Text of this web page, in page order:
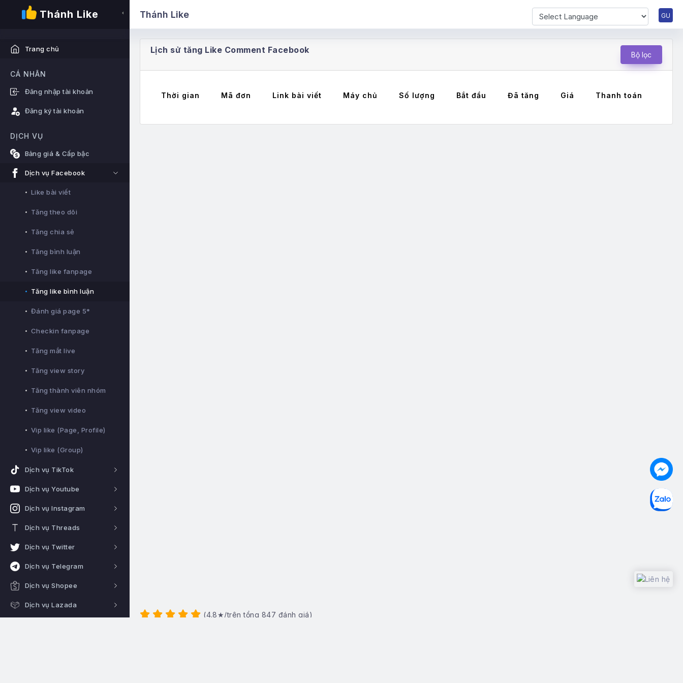
Thánh Like
Powered by
Thánh Like
Trang chủ
CÁ NHÂN
Đăng nhập tài khoản
Đăng ký tài khoản
DỊCH VỤ
Bảng giá & Cấp bậc
Dịch vụ Facebook
Like bài viết
Tăng theo dõi
Tăng chia sẻ
Tăng bình luận
Tăng like fanpage
Tăng like bình luận
Đánh giá page 5*
Checkin fanpage
Tăng mắt live
Tăng view story
Tăng thành viên nhóm
Tăng view video
Vip like (Page, Profile)
Vip like (Group)
Dịch vụ TikTok
Dịch vụ Youtube
Dịch vụ Instagram
Dịch vụ Threads
Dịch vụ Twitter
Dịch vụ Telegram
Dịch vụ Shopee
Dịch vụ Lazada
Lịch sử tăng Like Comment Facebook Bộ lọc
Thời gian Mã đơn Link bài viết Máy chủ Số lượng Bắt đầu Đã tăng Giá Thanh toán
(4.8★/trên tổng 847 đánh giá)